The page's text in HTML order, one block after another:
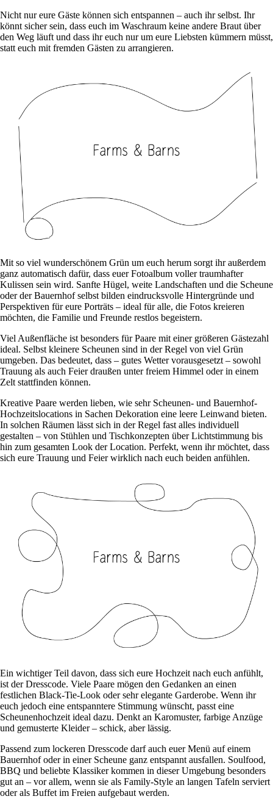
Nicht nur eure Gäste können sich entspannen – auch ihr selbst. Ihr
könnt sicher sein, dass euch im Waschraum keine andere Braut über
den Weg läuft und dass ihr euch nur um eure Liebsten kümmern müsst,
statt euch mit fremden Gästen zu arrangieren.
Mit so viel wunderschönem Grün um euch herum sorgt ihr außerdem
ganz automatisch dafür, dass euer Fotoalbum voller traumhafter
Kulissen sein wird. Sanfte Hügel, weite Landschaften und die Scheune
oder der Bauernhof selbst bilden eindrucksvolle Hintergründe und
Perspektiven für eure Porträts – ideal für alle, die Fotos kreieren
möchten, die Familie und Freunde restlos begeistern.
Viel Außenfläche ist besonders für Paare mit einer größeren Gästezahl
ideal. Selbst kleinere Scheunen sind in der Regel von viel Grün
umgeben. Das bedeutet, dass – gutes Wetter vorausgesetzt – sowohl
Trauung als auch Feier draußen unter freiem Himmel oder in einem
Zelt stattfinden können.
Kreative Paare werden lieben, wie sehr Scheunen- und Bauernhof-
Hochzeitslocations in Sachen Dekoration eine leere Leinwand bieten.
In solchen Räumen lässt sich in der Regel fast alles individuell
gestalten – von Stühlen und Tischkonzepten über Lichtstimmung bis
hin zum gesamten Look der Location. Perfekt, wenn ihr möchtet, dass
sich eure Trauung und Feier wirklich nach euch beiden anfühlen.
Ein wichtiger Teil davon, dass sich eure Hochzeit nach euch anfühlt,
ist der Dresscode. Viele Paare mögen den Gedanken an einen
festlichen Black-Tie-Look oder sehr elegante Garderobe. Wenn ihr
euch jedoch eine entspanntere Stimmung wünscht, passt eine
Scheunenhochzeit ideal dazu. Denkt an Karomuster, farbige Anzüge
und gemusterte Kleider – schick, aber lässig.
Passend zum lockeren Dresscode darf auch euer Menü auf einem
Bauernhof oder in einer Scheune ganz entspannt ausfallen. Soulfood,
BBQ und beliebte Klassiker kommen in dieser Umgebung besonders
gut an – vor allem, wenn sie als Family-Style an langen Tafeln serviert
oder als Buffet im Freien aufgebaut werden.